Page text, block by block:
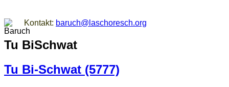
Kontakt: baruch@laschoresch.org
Tu BiSchwat
Tu Bi-Schwat (5777)